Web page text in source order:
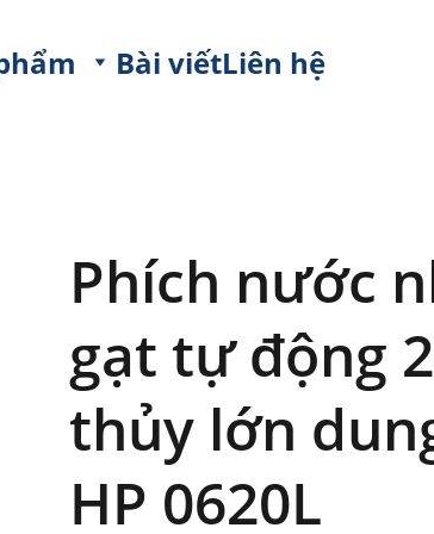
Bài viếtLiên hệ
Phích nước
gạt tự động
thủy lớn
HP 0620L